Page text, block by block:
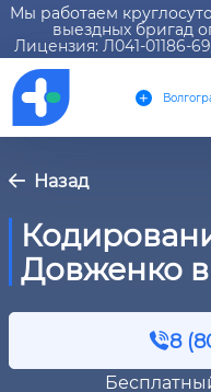
Мы работаем
выездных бригад
Лицензия: Л041-01186-
Назад
Довженко
8